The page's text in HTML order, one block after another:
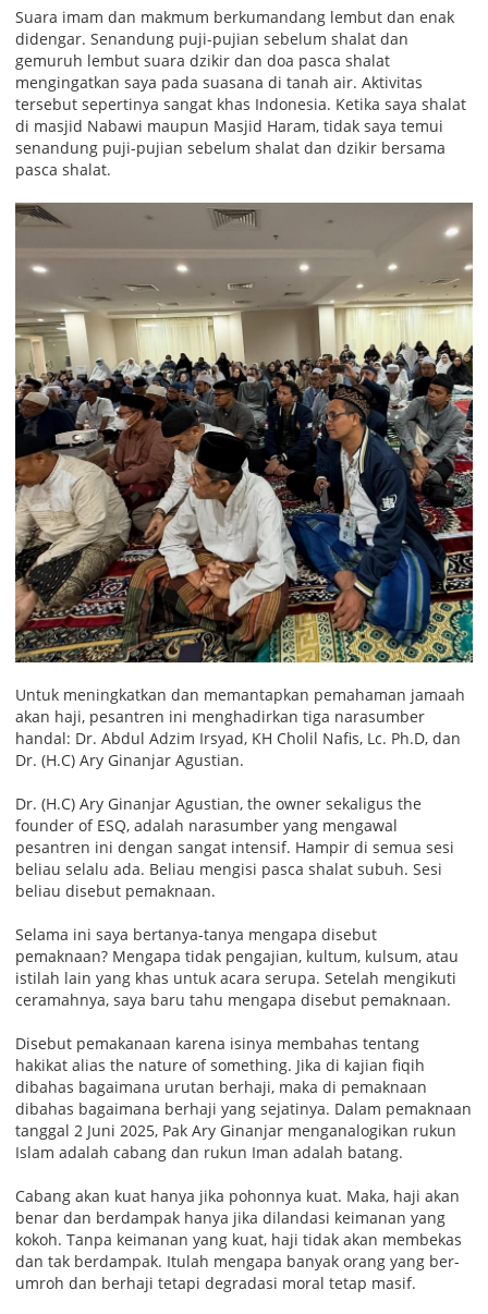
Suara imam dan makmum berkumandang lembut dan enak
didengar. Senandung puji-pujian sebelum shalat dan
gemuruh lembut suara dzikir dan doa pasca shalat
mengingatkan saya pada suasana di tanah air. Aktivitas
tersebut sepertinya sangat khas Indonesia. Ketika saya shalat
di masjid Nabawi maupun Masjid Haram, tidak saya temui
senandung puji-pujian sebelum shalat dan dzikir bersama
pasca shalat.
Untuk meningkatkan dan memantapkan pemahaman jamaah
akan haji, pesantren ini menghadirkan tiga narasumber
handal: Dr. Abdul Adzim Irsyad, KH Cholil Nafis, Lc. Ph.D, dan
Dr. (H.C) Ary Ginanjar Agustian.
Dr. (H.C) Ary Ginanjar Agustian, the owner sekaligus the
founder of ESQ, adalah narasumber yang mengawal
pesantren ini dengan sangat intensif. Hampir di semua sesi
beliau selalu ada. Beliau mengisi pasca shalat subuh. Sesi
beliau disebut pemaknaan.
Selama ini saya bertanya-tanya mengapa disebut
pemaknaan? Mengapa tidak pengajian, kultum, kulsum, atau
istilah lain yang khas untuk acara serupa. Setelah mengikuti
ceramahnya, saya baru tahu mengapa disebut pemaknaan.
Disebut pemakanaan karena isinya membahas tentang
hakikat alias the nature of something. Jika di kajian fiqih
dibahas bagaimana urutan berhaji, maka di pemaknaan
dibahas bagaimana berhaji yang sejatinya. Dalam pemaknaan
tanggal 2 Juni 2025, Pak Ary Ginanjar menganalogikan rukun
Islam adalah cabang dan rukun Iman adalah batang.
Cabang akan kuat hanya jika pohonnya kuat. Maka, haji akan
benar dan berdampak hanya jika dilandasi keimanan yang
kokoh. Tanpa keimanan yang kuat, haji tidak akan membekas
dan tak berdampak. Itulah mengapa banyak orang yang ber-
umroh dan berhaji tetapi degradasi moral tetap masif.